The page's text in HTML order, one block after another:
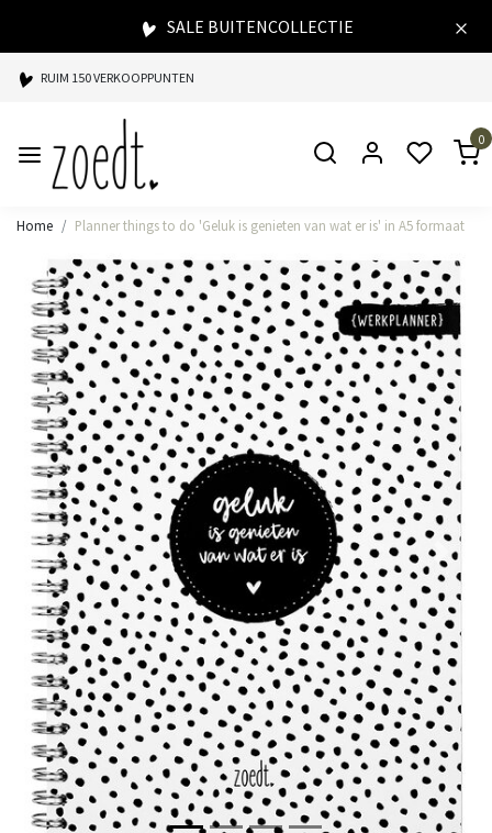
SALE BUITENCOLLECTIE
RUIM 150 VERKOOPPUNTEN
SPAARPUNTEN BIJ ELKE AANKOOP
SNELLE LEVERING
0
Home Planner things to do 'Geluk is genieten van wat er is' in A5 formaat
Vorige